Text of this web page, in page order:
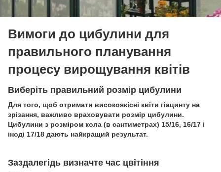
Вимоги до цибулини для
правильного планування
процесу вирощування квітів
Виберіть правильний розмір цибулини
Для того, щоб отримати високоякісні квіти гіацинту на
зрізання, важливо враховувати розмір цибулини.
Цибулини з розміром кола (в сантиметрах) 15/16, 16/17 і
іноді 17/18 дають найкращий результат.
Заздалегідь визначте час цвітіння